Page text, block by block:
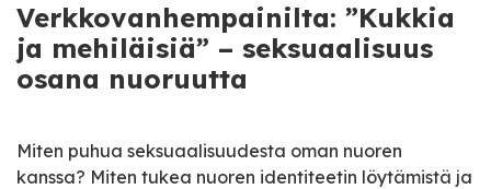
Verkkovanhempainilta: ”Kukkia
ja mehiläisiä” – seksuaalisuus
osana nuoruutta
Miten puhua seksuaalisuudesta oman nuoren
kanssa? Miten tukea nuoren identiteetin löytämistä ja